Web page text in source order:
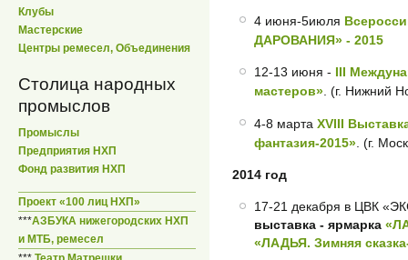
Клубы
Мастерские
Центры ремесел, Объединения
Столица народных
промыслов
Промыслы
Предприятия НХП
Фонд развития НХП
Проект «100 лиц НХП»
***АЗБУКА нижегородских НХП
и МТБ, ремесел
4 июня-5июля
ДАРОВАНИЯ» - 2015
12-13 июня - III
мастеров» . (г. Нижний
4-8 марта XVIII
фантазия-2015» . (г.
2014 год
17-21 декабря в ЦВК
выставка - ярмарка
«ЛАДЬЯ. Зимняя